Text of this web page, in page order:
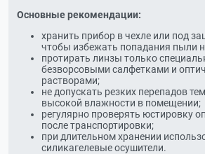
Основные рекомендации:
хранить прибор в чехле или под
чтобы избежать попадания пыли
протирать линзы только
безворсовыми салфетками и
растворами;
не допускать резких перепадов
высокой влажности в помещении;
регулярно проверять юстировку
после транспортировки;
при длительном хранении
силикагелевые осушители.